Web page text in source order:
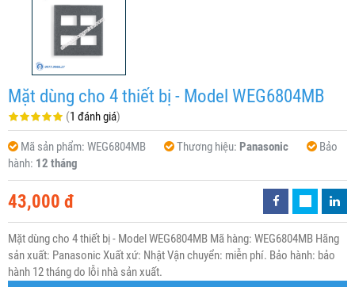
Mặt dùng cho 4 thiết bị - Model WEG6804MB
(1 đánh giá)
Mã sản phẩm: WEG6804MB Thương hiệu: Panasonic
Bảo
hành: 12 tháng
43,000 đ
Mặt dùng cho 4 thiết bị - Model WEG6804MB Mã hàng: WEG6804MB Hãng
sản xuất: Panasonic Xuất xứ: Nhật Vận chuyển: miễn phí. Bảo hành: bảo
hành 12 tháng do lỗi nhà sản xuất.